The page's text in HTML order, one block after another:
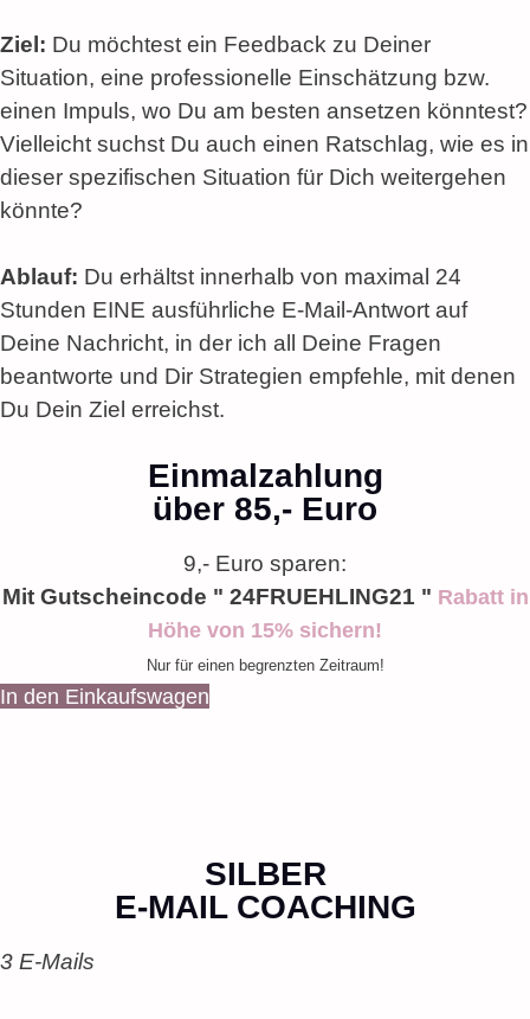
Ziel: Du möchtest ein Feedback zu Deiner
Situation, eine professionelle Einschätzung bzw.
einen Impuls, wo Du am besten ansetzen könntest?
Vielleicht suchst Du auch einen Ratschlag, wie es in
dieser spezifischen Situation für Dich weitergehen
könnte?
Ablauf: Du erhältst innerhalb von maximal 24
Stunden EINE ausführliche E-Mail-Antwort auf
Deine Nachricht, in der ich all Deine Fragen
beantworte und Dir Strategien empfehle, mit denen
Du Dein Ziel erreichst.
Einmalzahlung
über 85,- Euro
9,- Euro sparen:
Mit Gutscheincode " 24FRUEHLING21 " Rabatt in
Höhe von 15% sichern!
Nur für einen begrenzten Zeitraum!
In den Einkaufswagen
SILBER
E-MAIL COACHING
3 E-Mails